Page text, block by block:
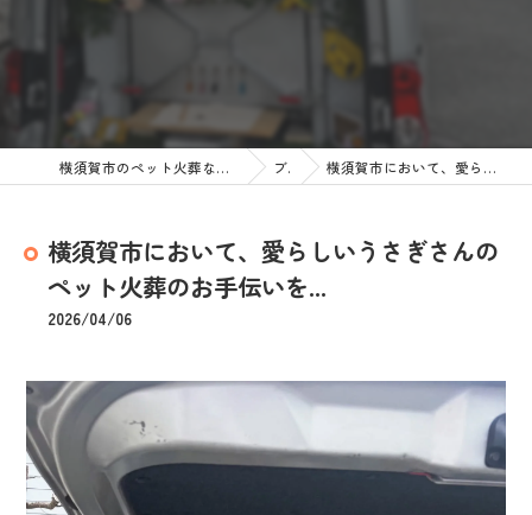
横須賀市のペット火葬なら訪問ペット火葬 ペットメモリアル神奈川 ブログ 横須賀市において、愛らしいうさぎさんのペット火葬のお手伝いを...
横須賀市において、愛らしいうさぎさんの
ペット火葬のお手伝いを...
2026/04/06